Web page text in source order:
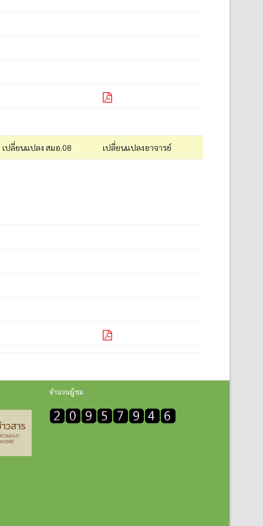
เปลี่ยนแปลง สมอ.08 เปลี่ยนแปลงอาจารย์
จำนวนผู้ชม